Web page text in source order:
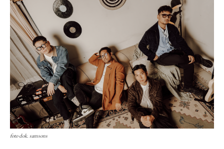
foto dok. samsons